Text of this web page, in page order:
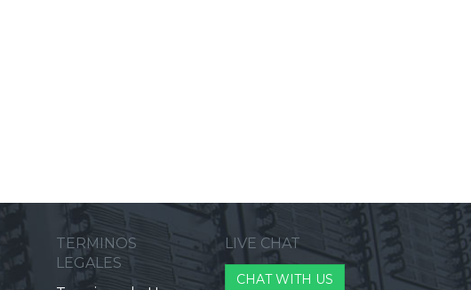
TERMINOS
LEGALES
LIVE CHAT
CHAT WITH US